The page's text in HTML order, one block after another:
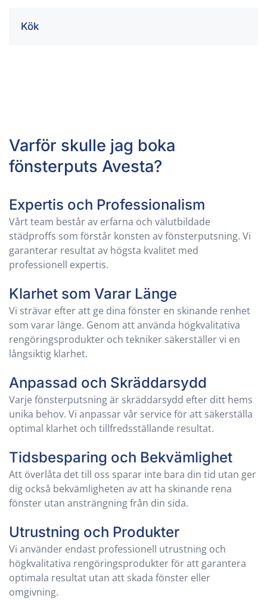
Kök
Varför skulle jag boka
fönsterputs Avesta?
Expertis och Professionalism
Vårt team består av erfarna och välutbildade
städproffs som förstår konsten av fönsterputsning. Vi
garanterar resultat av högsta kvalitet med
professionell expertis.
Klarhet som Varar Länge
Vi strävar efter att ge dina fönster en skinande renhet
som varar länge. Genom att använda högkvalitativa
rengöringsprodukter och tekniker säkerställer vi en
långsiktig klarhet.
Anpassad och Skräddarsydd
Varje fönsterputsning är skräddarsydd efter ditt hems
unika behov. Vi anpassar vår service för att säkerställa
optimal klarhet och tillfredsställande resultat.
Tidsbesparing och Bekvämlighet
Att överlåta det till oss sparar inte bara din tid utan ger
dig också bekvämligheten av att ha skinande rena
fönster utan ansträngning från din sida.
Utrustning och Produkter
Vi använder endast professionell utrustning och
högkvalitativa rengöringsprodukter för att garantera
optimala resultat utan att skada fönster eller
omgivning.